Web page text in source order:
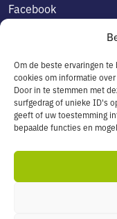
Om de beste ervaringen
cookies om informatie
Door in te stemmen met
surfgedrag of unieke ID's
geeft of uw toestemming
bepaalde functies en
Facebook
OVERIG
Algemene
Leveringsservice in